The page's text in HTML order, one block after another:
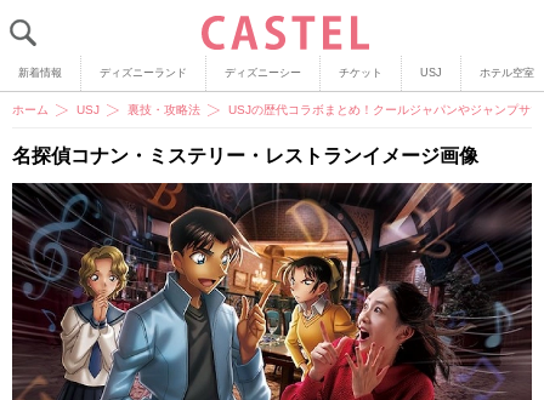
新着情報 ディズニーランド ディズニーシー チケット USJ ホテル空室
ホーム USJ 裏技・攻略法 USJの歴代コラボまとめ！クールジャパンやジャンプサ
名探偵コナン・ミステリー・レストランイメージ画像